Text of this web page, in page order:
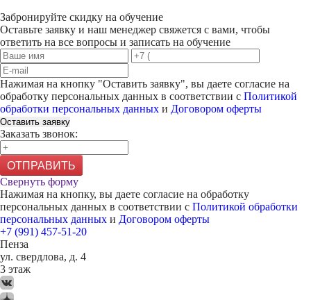
Забронируйте скидку на обучение
Оставьте заявку и наш менеджер свяжется с вами, чтобы
ответить на все вопросы и записать на обучение
Нажимая на кнопку "Оставить заявку", вы даете согласие на
обработку персональных данных в соответствии с Политикой
обработки персональных данных и Договором оферты
Оставить заявку
Заказать звонок:
ОТПРАВИТЬ
Свернуть форму
Нажимая на кнопку, вы даете согласие на обработку
персональных данных в соответствии с Политикой обработки
персональных данных и Договором оферты
+7 (991) 457-51-20
Пенза
ул. свердлова, д. 4
3 этаж